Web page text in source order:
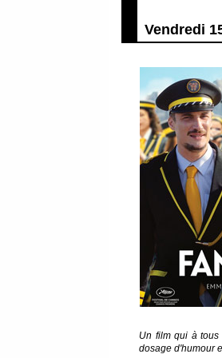
Vendredi
Un film qui à
dosage d'humour